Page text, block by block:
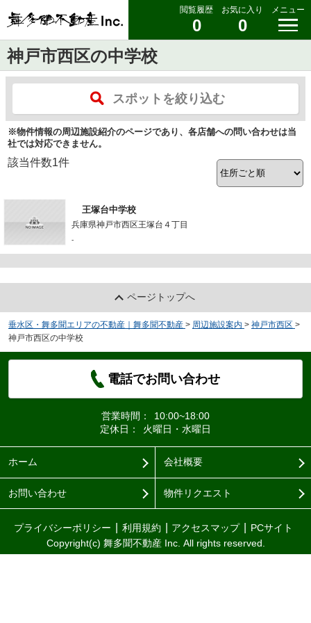
閲覧履歴
0
お気に入り
0
メニュー
神戸市西区の中学校
スポットを絞り込む
※物件情報の周辺施設紹介のページであり、各店舗への問い合わせは当
社では対応できません。
該当件数1件
王塚台中学校
兵庫県神戸市西区王塚台４丁目
-
ページトップへ
垂水区・舞多聞エリアの不動産｜舞多聞不動産 > 周辺施設案内 > 神戸市西区 >
神戸市西区の中学校
電話でお問い合わせ
営業時間：
10:00~18:00
定休日：
火曜日・水曜日
ホーム 会社概要
お問い合わせ 物件リクエスト
プライバシーポリシー 利用規約 アクセスマップ
PCサイト
Copyright(c) 舞多聞不動産 Inc. All rights reserved.